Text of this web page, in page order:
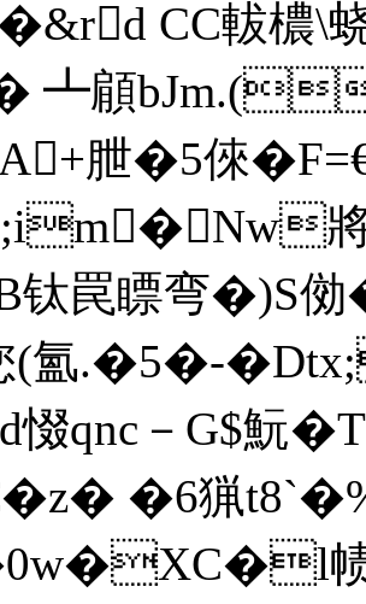
CC軷檂\
� ┻顅
朑�5倈
钛罠瞟弯
(氳.�5�-
惙qnc－G$
�6猟